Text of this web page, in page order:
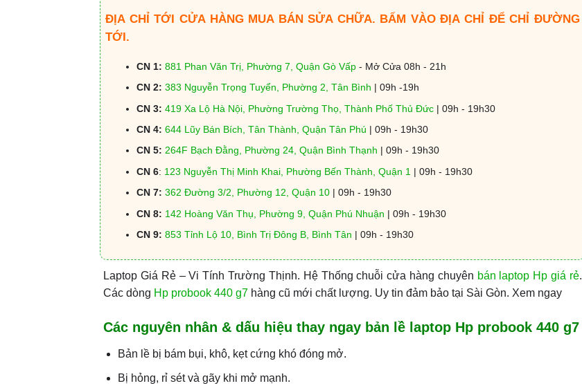
ĐỊA CHỈ TỚI CỬA HÀNG MUA BÁN SỬA CHỮA. BẤM VÀO ĐỊA CHỈ ĐỂ CHỈ ĐƯỜNG
TỚI.
CN 1: 881 Phan Văn Trị, Phường 7, Quận Gò Vấp - Mở Cửa 08h - 21h
CN 2: 383 Nguyễn Trọng Tuyển, Phường 2, Tân Bình | 09h -19h
CN 3: 419 Xa Lộ Hà Nội, Phường Trường Thọ, Thành Phố Thủ Đức | 09h - 19h30
CN 4: 644 Lũy Bán Bích, Tân Thành, Quận Tân Phú | 09h - 19h30
CN 5: 264F Bạch Đằng, Phường 24, Quận Bình Thạnh | 09h - 19h30
CN 6: 123 Nguyễn Thị Minh Khai, Phường Bến Thành, Quận 1 | 09h - 19h30
CN 7: 362 Đường 3/2, Phường 12, Quận 10 | 09h - 19h30
CN 8: 142 Hoàng Văn Thụ, Phường 9, Quận Phú Nhuận | 09h - 19h30
CN 9: 853 Tỉnh Lộ 10, Bình Trị Đông B, Bình Tân | 09h - 19h30
Laptop Giá Rẻ – Vi Tính Trường Thịnh. Hệ Thống chuỗi cửa hàng chuyên bán laptop Hp giá rẻ.
Các dòng Hp probook 440 g7 hàng cũ mới chất lượng. Uy tin đảm bảo tại Sài Gòn. Xem ngay
Các nguyên nhân & dấu hiệu thay ngay bản lề laptop Hp probook 440 g7
Bản lề bị bám bụi, khô, kẹt cứng khó đóng mở.
Bị hỏng, rỉ sét và gãy khi mở mạnh.